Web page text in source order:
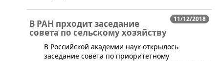
11/12/2018
В РАН прходит заседание
совета по сельскому хозяйству
В Российской академии наук открылось
заседание совета по приоритетному